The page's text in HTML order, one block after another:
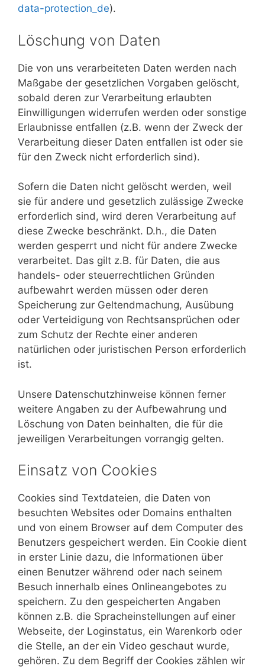
data-protection_de).
Löschung von Daten
Die von uns verarbeiteten Daten werden nach
Maßgabe der gesetzlichen Vorgaben gelöscht,
sobald deren zur Verarbeitung erlaubten
Einwilligungen widerrufen werden oder sonstige
Erlaubnisse entfallen (z.B. wenn der Zweck der
Verarbeitung dieser Daten entfallen ist oder sie
für den Zweck nicht erforderlich sind).
Sofern die Daten nicht gelöscht werden, weil
sie für andere und gesetzlich zulässige Zwecke
erforderlich sind, wird deren Verarbeitung auf
diese Zwecke beschränkt. D.h., die Daten
werden gesperrt und nicht für andere Zwecke
verarbeitet. Das gilt z.B. für Daten, die aus
handels- oder steuerrechtlichen Gründen
aufbewahrt werden müssen oder deren
Speicherung zur Geltendmachung, Ausübung
oder Verteidigung von Rechtsansprüchen oder
zum Schutz der Rechte einer anderen
natürlichen oder juristischen Person erforderlich
ist.
Unsere Datenschutzhinweise können ferner
weitere Angaben zu der Aufbewahrung und
Löschung von Daten beinhalten, die für die
jeweiligen Verarbeitungen vorrangig gelten.
Einsatz von Cookies
Cookies sind Textdateien, die Daten von
besuchten Websites oder Domains enthalten
und von einem Browser auf dem Computer des
Benutzers gespeichert werden. Ein Cookie dient
in erster Linie dazu, die Informationen über
einen Benutzer während oder nach seinem
Besuch innerhalb eines Onlineangebotes zu
speichern. Zu den gespeicherten Angaben
können z.B. die Spracheinstellungen auf einer
Webseite, der Loginstatus, ein Warenkorb oder
die Stelle, an der ein Video geschaut wurde,
gehören. Zu dem Begriff der Cookies zählen wir